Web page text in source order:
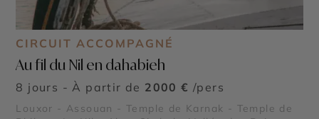
CIRCUIT ACCOMPAGNÉ
Au fil du Nil en dahabieh
8 jours - À partir de 2000 € /pers
Louxor - Assouan - Temple de Karnak - Temple de